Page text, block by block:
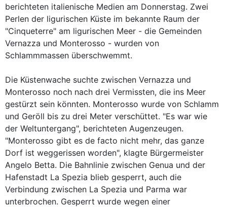
berichteten italienische Medien am Donnerstag. Zwei
Perlen der ligurischen Küste im bekannte Raum der
"Cinqueterre" am ligurischen Meer - die Gemeinden
Vernazza und Monterosso - wurden von
Schlammmassen überschwemmt.
Die Küstenwache suchte zwischen Vernazza und
Monterosso noch nach drei Vermissten, die ins Meer
gestürzt sein könnten. Monterosso wurde von Schlamm
und Geröll bis zu drei Meter verschüttet. "Es war wie
der Weltuntergang", berichteten Augenzeugen.
"Monterosso gibt es de facto nicht mehr, das ganze
Dorf ist weggerissen worden", klagte Bürgermeister
Angelo Betta. Die Bahnlinie zwischen Genua und der
Hafenstadt La Spezia blieb gesperrt, auch die
Verbindung zwischen La Spezia und Parma war
unterbrochen. Gesperrt wurde wegen einer